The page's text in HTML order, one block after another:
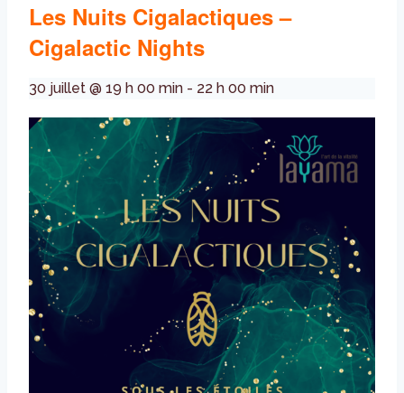
Les Nuits Cigalactiques –
Cigalactic Nights
30 juillet @ 19 h 00 min - 22 h 00 min